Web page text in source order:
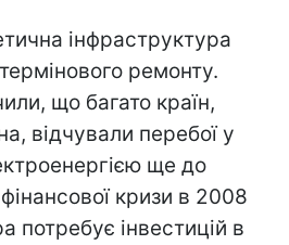
інфраструктура
ремонту.
що багато країн,
відчували перебої у
ще до
кризи в 2008
потребує інвестицій в